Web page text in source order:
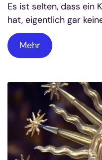
Es ist selten, dass ein
hat, eigentlich gar
Mehr